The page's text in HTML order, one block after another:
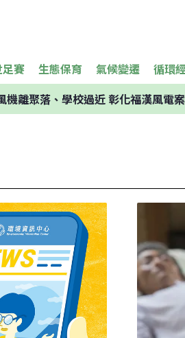
賽 生態保育 氣候變遷 循環
機離聚落、學校過近 彰化福漢風電